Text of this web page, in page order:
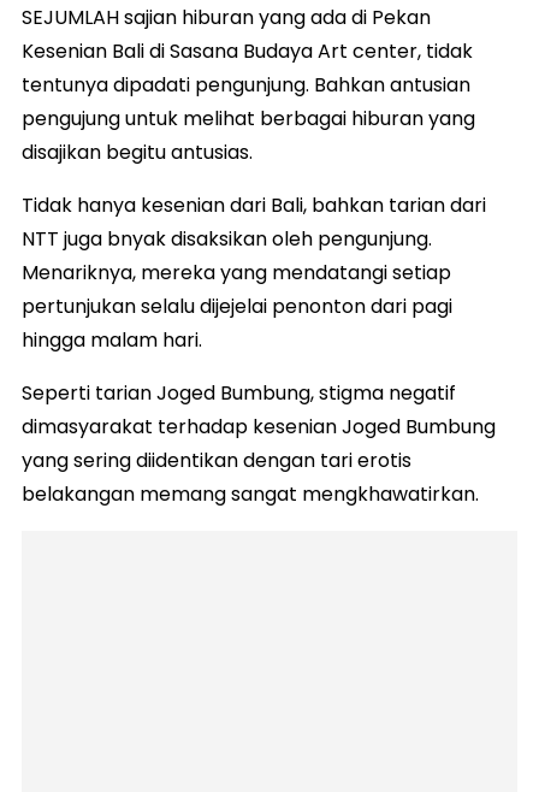
SEJUMLAH sajian hiburan yang ada di Pekan
Kesenian Bali di Sasana Budaya Art center, tidak
tentunya dipadati pengunjung. Bahkan antusian
pengujung untuk melihat berbagai hiburan yang
disajikan begitu antusias.
Tidak hanya kesenian dari Bali, bahkan tarian dari
NTT juga bnyak disaksikan oleh pengunjung.
Menariknya, mereka yang mendatangi setiap
pertunjukan selalu dijejelai penonton dari pagi
hingga malam hari.
Seperti tarian Joged Bumbung, stigma negatif
dimasyarakat terhadap kesenian Joged Bumbung
yang sering diidentikan dengan tari erotis
belakangan memang sangat mengkhawatirkan.